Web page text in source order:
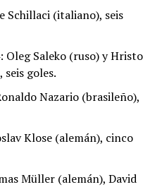
Schillaci (italiano), seis
Oleg Saleko (ruso) y Hristo
goles.
Nazario (brasileño),
Klose (alemán), cinco
Müller (alemán), David